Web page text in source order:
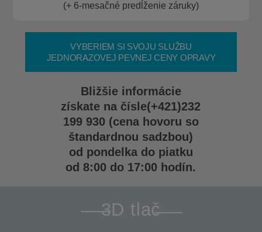
(+ 6-mesačné predĺženie záruky)
VYBERIEM SI SVOJU SLUŽBU
JEDNORAZOVEJ PEVNEJ CENY OPRAVY
Bližšie informácie
získate na čísle(+421)232
199 930 (cena hovoru so
štandardnou sadzbou)
od pondelka do piatku
od 8:00 do 17:00 hodín.
3D tlač